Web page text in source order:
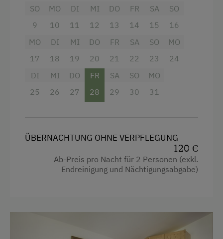
E-Herd
Geschirr vorhanden
Kaffeemaschine
Waschmaschine
Verpflegung
Balkon/Terrasse
Dusche
Fernseher
Garten
Haarföhn
Handtücher
Reinigungsausstattung in der Wohnung
Wasserkocher
SO
9
MO
10
DI
11
MI
12
DO
13
FR
14
SA
15
SO
16
MO
17
DI
18
MI
19
DO
20
FR
21
SA
22
SO
23
MO
24
DI
25
MI
26
DO
27
FR
28
SA
29
SO
30
MO
31
ÜBERNACHTUNG OHNE VERPFLEGUNG
120 €
Ab-Preis pro Nacht für 2 Personen (exkl.
Endreinigung und Nächtigungsabgabe)